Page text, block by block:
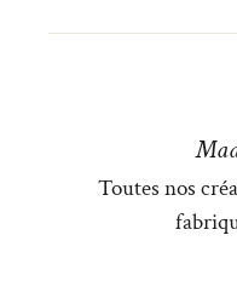
Toutes nos